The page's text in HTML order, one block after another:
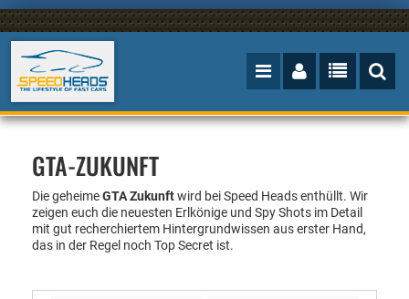
GTA-ZUKUNFT
Die geheimeGTA Zukunftwird bei Speed Heads enthüllt. Wir
zeigen euch die neuesten Erlkönige und Spy Shots im Detail
mit gut recherchiertem Hintergrundwissen aus erster Hand,
das in der Regel noch Top Secret ist.